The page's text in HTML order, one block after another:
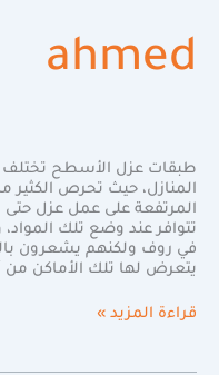
ahmed
طبقات عزل الأسطح
المنازل، حيث تحرص الكثير
المرتفعة على عمل عزل حتى
تتوافر عند وضع تلك
في روف ولكنهم يشعرون
يتعرض لها تلك الأماكن من
قراءة المزيد »